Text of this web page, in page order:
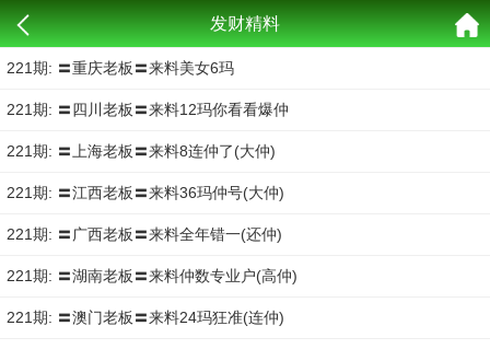
发财精料
221期: 〓重庆老板〓来料美女6玛
221期: 〓四川老板〓来料12玛你看看爆仲
221期: 〓上海老板〓来料8连仲了(大仲)
221期: 〓江西老板〓来料36玛仲号(大仲)
221期: 〓广西老板〓来料全年错一(还仲)
221期: 〓湖南老板〓来料仲数专业户(高仲)
221期: 〓澳门老板〓来料24玛狂准(连仲)